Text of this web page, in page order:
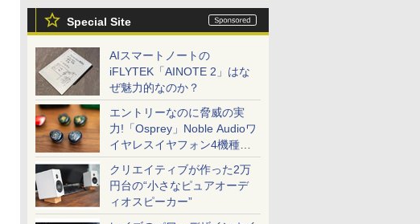
Special Site
AIスマートノートの
iFLYTEK「AINOTE 2」はな
ぜ魅力的なのか？
エントリーなのに脅威の実
力!「Osprey」Noble Audioワ
イヤレスイヤフォン4機種を
一気に聴く
クリエイティブが作った2万
円台の“小さなピュアオーデ
ィオスピーカー”